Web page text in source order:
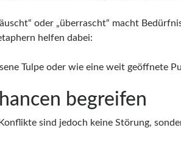
oder „überrascht“ macht
helfen dabei:
Tulpe oder wie eine weit geöffnete
begreifen
sind jedoch keine Störung,